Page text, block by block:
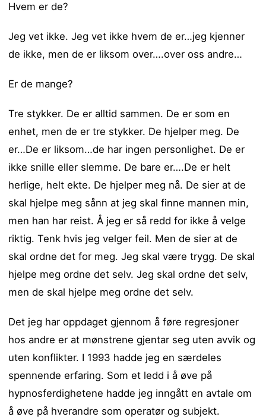
Hvem er de?
Jeg vet ikke. Jeg vet ikke hvem de er…jeg kjenner
de ikke, men de er liksom over….over oss andre…
Er de mange?
Tre stykker. De er alltid sammen. De er som en
enhet, men de er tre stykker. De hjelper meg. De
er…De er liksom…de har ingen personlighet. De er
ikke snille eller slemme. De bare er….De er helt
herlige, helt ekte. De hjelper meg nå. De sier at de
skal hjelpe meg sånn at jeg skal finne mannen min,
men han har reist. Å jeg er så redd for ikke å velge
riktig. Tenk hvis jeg velger feil. Men de sier at de
skal ordne det for meg. Jeg skal være trygg. De skal
hjelpe meg ordne det selv. Jeg skal ordne det selv,
men de skal hjelpe meg ordne det selv.
Det jeg har oppdaget gjennom å føre regresjoner
hos andre er at mønstrene gjentar seg uten avvik og
uten konflikter. I 1993 hadde jeg en særdeles
spennende erfaring. Som et ledd i å øve på
hypnosferdighetene hadde jeg inngått en avtale om
å øve på hverandre som operatør og subjekt.